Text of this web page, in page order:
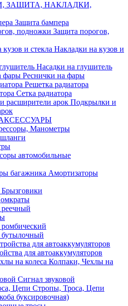
ЗАЩИТА, НАКЛАДКИ,
Защита бампера
Защита порогов,
Накладки на кузов и
Насадки на глушитель
Реснички на фары
Решетка радиатора
Сетка радиатора
Подкрылки и
Манометры
автомобильные
Амортизаторы
Брызговики
бутылочный
для автоаккумуляторов
Колпаки, Чехлы на
Сигнал звуковой
Стропы, Троса, Цепи
буксировочная)